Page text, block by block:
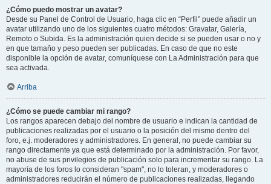
¿Cómo puedo mostrar un avatar?
Desde su Panel de Control de Usuario, haga clic en “Perfil” puede añadir un
avatar utilizando uno de los siguientes cuatro métodos: Gravatar, Galería,
Remoto o Subida. Es la administración quien decide si se pueden usar o no y
en que tamaño y peso pueden ser publicadas. En caso de que no este
disponible la opción de avatar, comuníquese con La Administración para que
sea activada.
Arriba
¿Cómo se puede cambiar mi rango?
Los rangos aparecen debajo del nombre de usuario e indican la cantidad de
publicaciones realizadas por el usuario o la posición del mismo dentro del
foro, e.j. moderadores y administradores. En general, no puede cambiar su
rango directamente ya que está determinado por la administración. Por favor,
no abuse de sus privilegios de publicación solo para incrementar su rango. La
mayoría de los foros lo consideran "spam", no lo toleran, y moderadores o
administradores reducirán el número de publicaciones realizadas, llegando